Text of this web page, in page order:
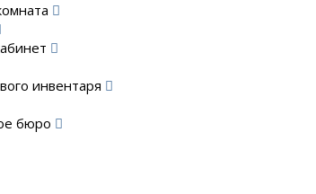
инвентаря
бюро